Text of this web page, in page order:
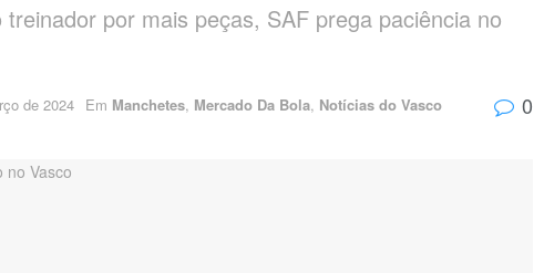
por mais peças, SAF prega paciência no
de 2024 Em Manchetes, Mercado Da Bola, Notícias do Vasco 0